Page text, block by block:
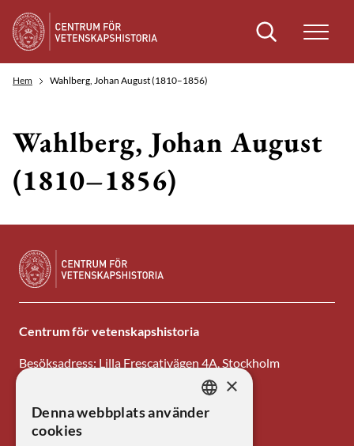
Sök
Hem Wahlberg, Johan August (1810–1856)
Wahlberg, Johan August
(1810–1856)
Centrum för vetenskapshistoria
Besöksadress: Lilla Frescativägen 4A, Stockholm
E-post: centrum@kva.se
SWEDISH
×
Denna webbplats använder
cookies